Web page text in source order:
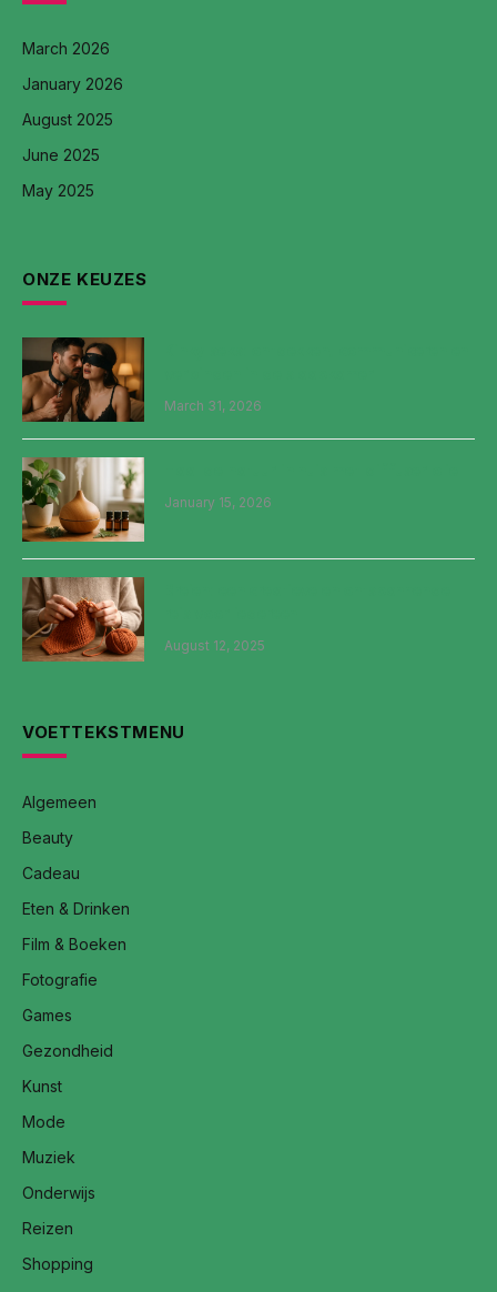
March 2026
January 2026
August 2025
June 2025
May 2025
ONZE KEUZES
March 31, 2026
January 15, 2026
August 12, 2025
VOETTEKSTMENU
Algemeen
Beauty
Cadeau
Eten & Drinken
Film & Boeken
Fotografie
Games
Gezondheid
Kunst
Mode
Muziek
Onderwijs
Reizen
Shopping